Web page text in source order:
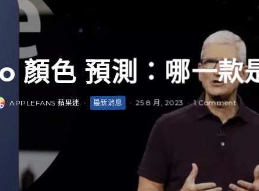
色 預測：哪一款
APPLEFANS 蘋果迷 · 最新消息 · 25 8 月, 2023 · 1 Comment